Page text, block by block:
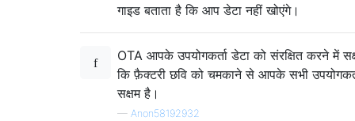
गाइड बताता है कि आप डेटा नहीं खोएंगे।
OTA आपके उपयोगकर्ता डेटा को संरक्षित करने में
कि फ़ैक्टरी छवि को चमकाने से आपके सभी
सक्षम है।
— Anon58192932